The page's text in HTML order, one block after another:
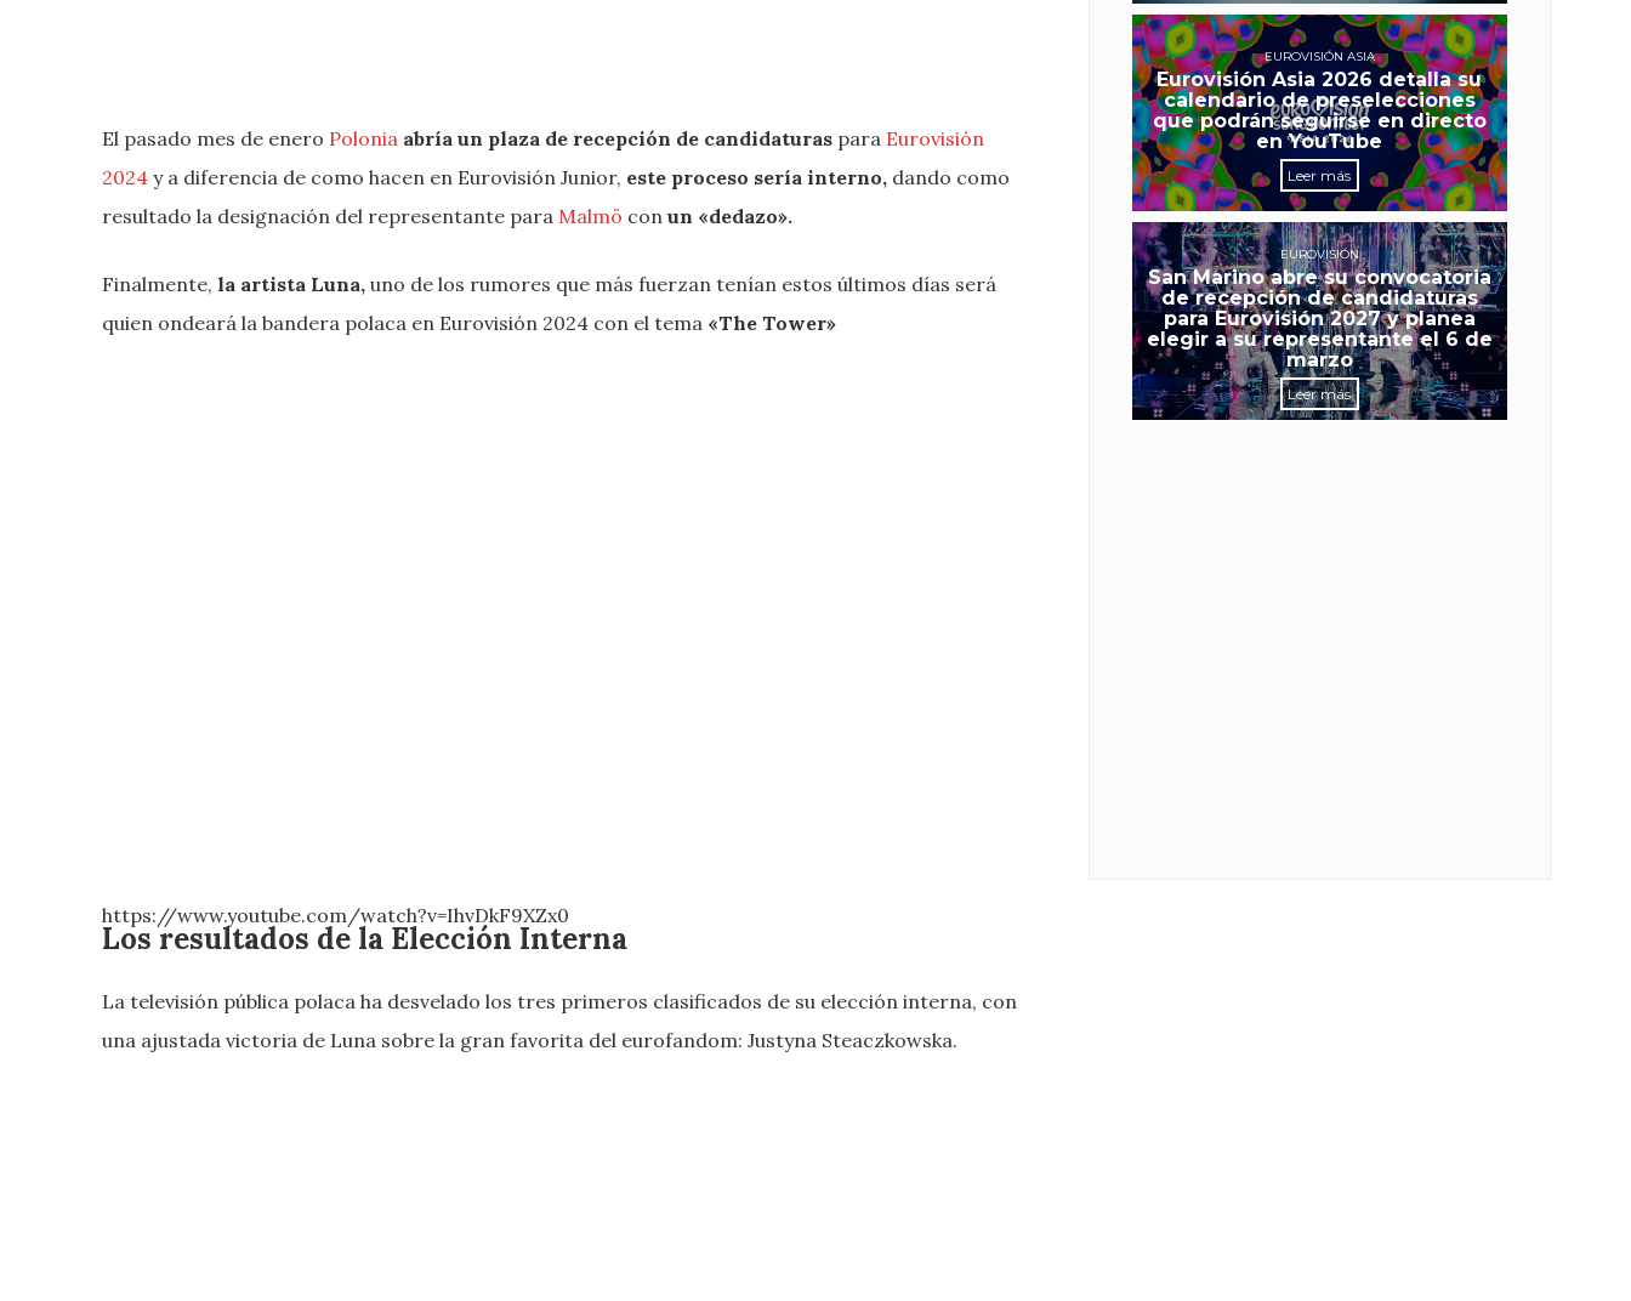
El pasado mes de enero Polonia abría un plaza de recepción de candidaturas para Eurovisión
2024 y a diferencia de como hacen en Eurovisión Junior, este proceso sería interno, dando como
resultado la designación del representante para Malmö con un «dedazo».
Finalmente, la artista Luna, uno de los rumores que más fuerzan tenían estos últimos días será
quien ondeará la bandera polaca en Eurovisión 2024 con el tema «The Tower»
https://www.youtube.com/watch?v=IhvDkF9XZx0
Los resultados de la Elección Interna
La televisión pública polaca ha desvelado los tres primeros clasificados de su elección interna, con
una ajustada victoria de Luna sobre la gran favorita del eurofandom: Justyna Steaczkowska.
EUROVISIÓN ASIA
Eurovisión Asia 2026 detalla su
calendario de preselecciones
que podrán seguirse en directo
en YouTube
Leer más
EUROVISIÓN
San Marino abre su convocatoria
de recepción de candidaturas
para Eurovisión 2027 y planea
elegir a su representante el 6 de
marzo
Leer más